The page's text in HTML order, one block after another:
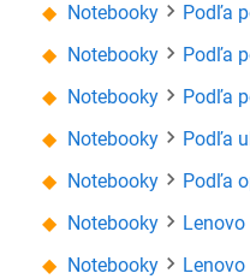
Notebooky Podľa
Notebooky
Podľa
Notebooky
Podľa
Notebooky
Podľa
Notebooky
Podľa
Notebooky
Lenovo
Notebooky
Lenovo